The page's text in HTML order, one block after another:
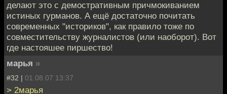
делают это с демостративным причмокиванием
истиных гурманов. А ещё достаточно почитать
современных "историков", как правило тоже по
совместительству журналистов (или наоборот). Вот
где настояшее пиршество!
марья »
#32 | 01.08.07 13:37
> 2марья